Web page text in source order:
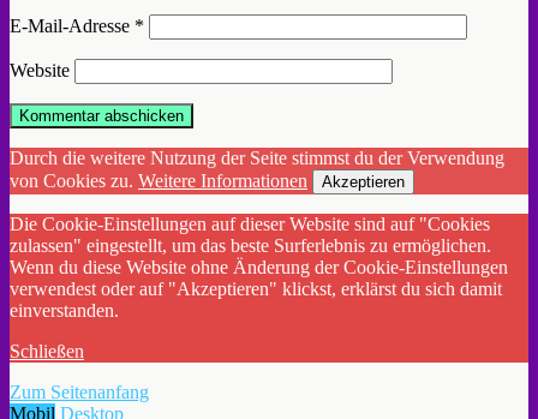
E-Mail-Adresse *
Website
Durch die weitere Nutzung der Seite stimmst du der Verwendung
von Cookies zu. Weitere Informationen Akzeptieren
Die Cookie-Einstellungen auf dieser Website sind auf "Cookies
zulassen" eingestellt, um das beste Surferlebnis zu ermöglichen.
Wenn du diese Website ohne Änderung der Cookie-Einstellungen
verwendest oder auf "Akzeptieren" klickst, erklärst du sich damit
einverstanden.
Schließen
Zum Seitenanfang
Mobil Desktop